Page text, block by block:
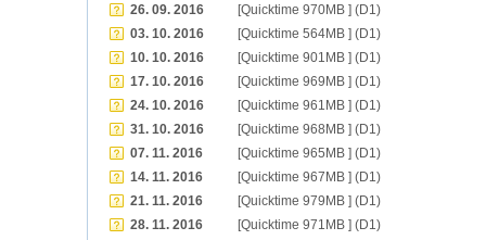
26. 09. 2016
[Quicktime 970MB ] (D1)
03. 10. 2016
[Quicktime 564MB ] (D1)
10. 10. 2016
[Quicktime 901MB ] (D1)
17. 10. 2016
[Quicktime 969MB ] (D1)
24. 10. 2016
[Quicktime 961MB ] (D1)
31. 10. 2016
[Quicktime 968MB ] (D1)
07. 11. 2016
[Quicktime 965MB ] (D1)
14. 11. 2016
[Quicktime 967MB ] (D1)
21. 11. 2016
[Quicktime 979MB ] (D1)
28. 11. 2016
[Quicktime 971MB ] (D1)